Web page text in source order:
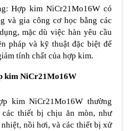
Hợp kim NiCr21Mo16W có
và gia công cơ học bằng các
mặc dù việc hàn yêu cầu
pháp và kỹ thuật đặc biệt để
tính chất của hợp kim.
kim NiCr21Mo16W
kim NiCr21Mo16W thường
thiết bị chịu ăn mòn, như
nồi hơi, và các thiết bị xử